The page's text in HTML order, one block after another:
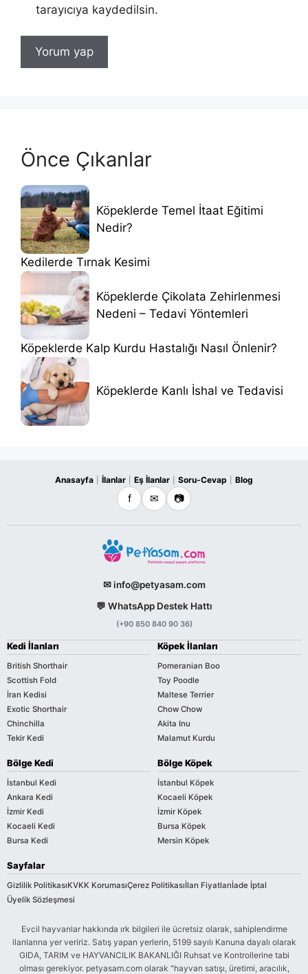
tarayıcıya kaydedilsin.
Önce Çıkanlar
Köpeklerde Temel İtaat Eğitimi
Nedir?
Kedilerde Tırnak Kesimi
Köpeklerde Çikolata Zehirlenmesi
Nedeni – Tedavi Yöntemleri
Köpeklerde Kalp Kurdu Hastalığı Nasıl Önlenir?
Köpeklerde Kanlı İshal ve Tedavisi
Anasayfa İlanlar Eş İlanlar Soru-Cevap Blog
f ✉ 📷
✉ info@petyasam.com
💬 WhatsApp Destek Hattı
(+90 850 840 90 36)
Kedi İlanları
British Shorthair
Scottish Fold
İran Kedisi
Exotic Shorthair
Chinchilla
Tekir Kedi
Köpek İlanları
Pomeranian Boo
Toy Poodle
Maltese Terrier
Chow Chow
Akita Inu
Malamut Kurdu
Bölge Kedi
İstanbul Kedi
Ankara Kedi
İzmir Kedi
Kocaeli Kedi
Bursa Kedi
Bölge Köpek
İstanbul Köpek
Kocaeli Köpek
İzmir Köpek
Bursa Köpek
Mersin Köpek
Sayfalar
Gizlilik PolitikasıKVKK KorumasıÇerez Politikasıİlan Fiyatlarıİade İptal
Üyelik Sözleşmesi
Evcil hayvanlar hakkında ırk bilgileri ile ücretsiz olarak, sahiplendirme
ilanlarına yer veririz. Satış yapan yerlerin, 5199 sayılı Kanuna dayalı olarak
GIDA, TARIM ve HAYVANCILIK BAKANLIĞI Ruhsat ve Kontrollerine tabi
olması gerekiyor. petyasam.com olarak "hayvan satışı, üretimi, aracılık,